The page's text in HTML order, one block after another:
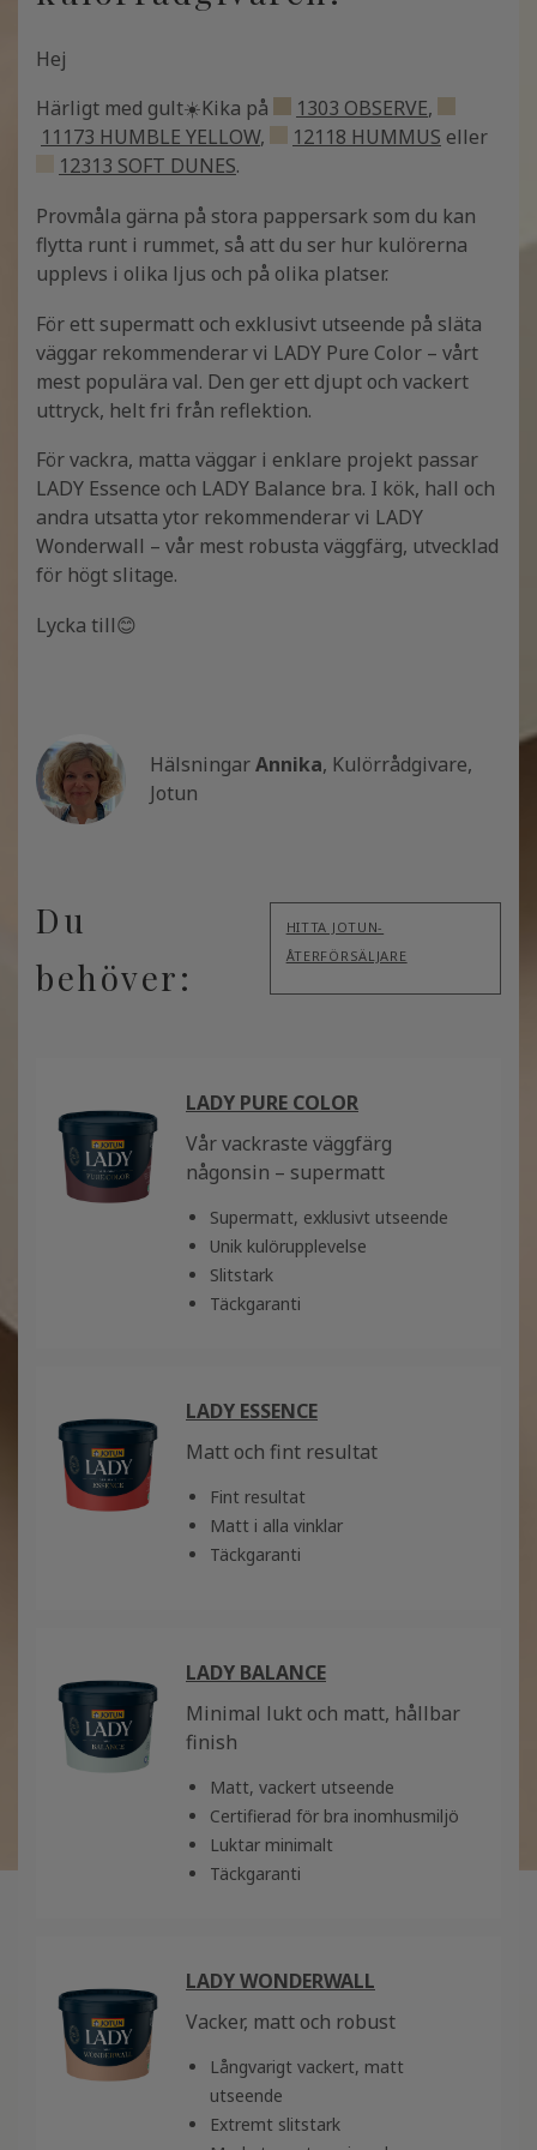
Hej
Härligt med gult☀️Kika på
1303 OBSERVE,
11173 HUMBLE YELLOW, 12118 HUMMUS eller
12313 SOFT DUNES.
Provmåla gärna på stora pappersark som du kan
flytta runt i rummet, så att du ser hur kulörerna
upplevs i olika ljus och på olika platser.
För ett supermatt och exklusivt utseende på släta
väggar rekommenderar vi LADY Pure Color – vårt
mest populära val. Den ger ett djupt och vackert
uttryck, helt fri från reflektion.
För vackra, matta väggar i enklare projekt passar
LADY Essence och LADY Balance bra. I kök, hall och
andra utsatta ytor rekommenderar vi LADY
Wonderwall – vår mest robusta väggfärg, utvecklad
för högt slitage.
Lycka till😊
HälsningarAnnika, Kulörrådgivare,
Jotun
Du
behöver:
HITTA JOTUN-
ÅTERFÖRSÄLJARE
LADY PURE COLOR
Vår vackraste väggfärg
någonsin – supermatt
Supermatt, exklusivt utseende
Unik kulörupplevelse
Slitstark
Täckgaranti
LADY ESSENCE
Matt och fint resultat
Fint resultat
Matt i alla vinklar
Täckgaranti
LADY BALANCE
Minimal lukt och matt, hållbar
finish
Matt, vackert utseende
Certifierad för bra inomhusmiljö
Luktar minimalt
Täckgaranti
LADY WONDERWALL
Vacker, matt och robust
Långvarigt vackert, matt
utseende
Extremt slitstark